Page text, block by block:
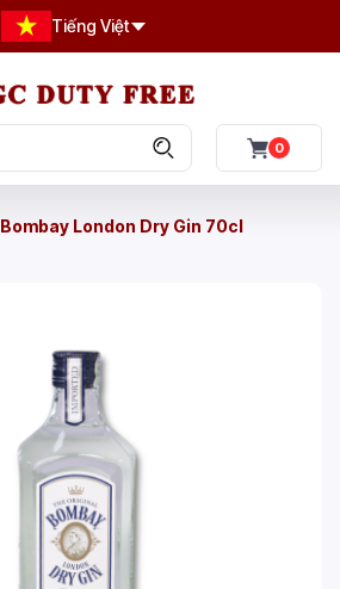
Tiếng Việt
0
Bombay London Dry Gin 70cl